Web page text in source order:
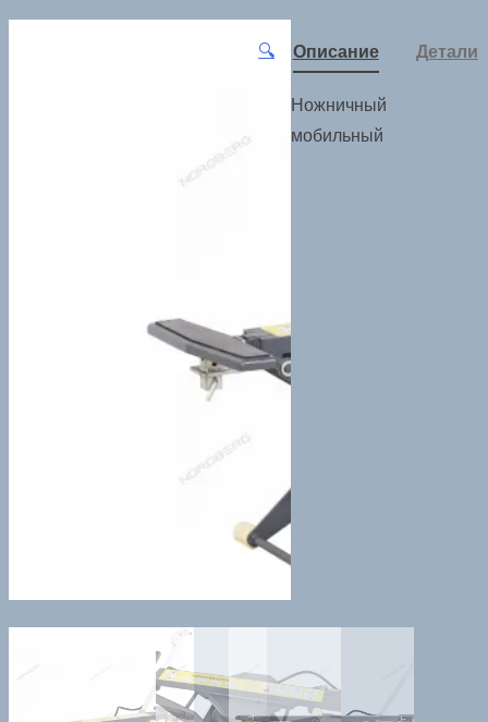
🔍 Описание Детали
Ножничный
мобильный